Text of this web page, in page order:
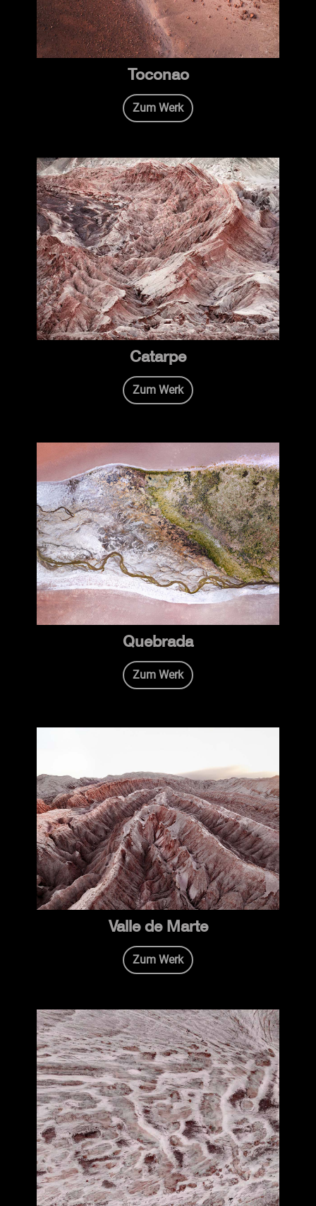
Toconao
Zum Werk
Catarpe
Zum Werk
Quebrada
Zum Werk
Valle de Marte
Zum Werk